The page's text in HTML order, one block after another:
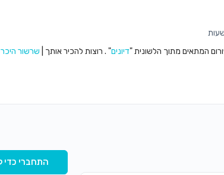
המתאים מתוך הלשונית "דיונים" . רוצות להכיר אותך | שרשור
התחברי כדי